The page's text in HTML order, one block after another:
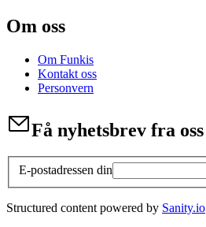
Om oss
Om Funkis
Kontakt oss
Personvern
Få nyhetsbrev fra oss
E-postadressen din
Structured content powered by Sanity.io